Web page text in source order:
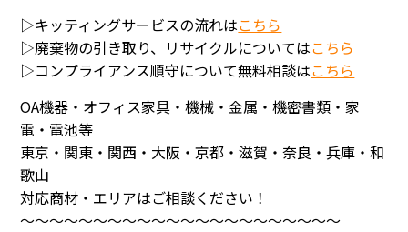
▷キッティングサービスの流れはこちら
▷廃棄物の引き取り、リサイクルについてはこちら
▷コンプライアンス順守について無料相談はこちら
OA機器・オフィス家具・機械・金属・機密書類・家
電・電池等
東京・関東・関西・大阪・京都・滋賀・奈良・兵庫・和
歌山
対応商材・エリアはご相談ください！
～～～～～～～～～～～～～～～～～～～～～～